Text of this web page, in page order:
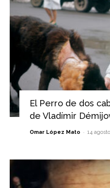
El Perro de dos
de Vladímir
Omar López Mato - 14